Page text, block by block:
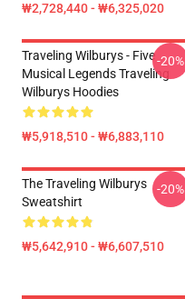
₩2,728,440 - ₩6,325,020
Traveling Wilburys - Five
Musical Legends Traveling
Wilburys Hoodies
₩5,918,510 - ₩6,883,110
-20%
The Traveling Wilburys
Sweatshirt
₩5,642,910 - ₩6,607,510
-20%